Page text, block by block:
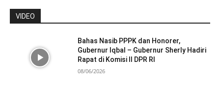
VIDEO
Bahas Nasib PPPK dan Honorer,
Gubernur Iqbal – Gubernur Sherly Hadiri
Rapat di Komisi II DPR RI
08/06/2026